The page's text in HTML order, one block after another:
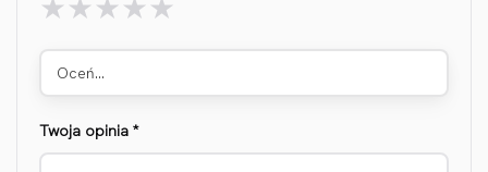
Oceń…
Twoja opinia *